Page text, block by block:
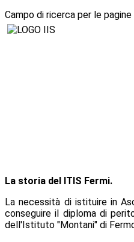
Campo di ricerca per le
La storia del ITIS Fermi.
La necessità di istituire in
conseguire il diploma di
dell'Istituto "Montani" di